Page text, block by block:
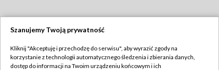
TVP
Szanujemy Twoją prywatność
Kliknij "Akceptuję i przechodzę do serwisu", aby wyrazić zgody na
korzystanie z technologii automatycznego śledzenia i zbierania danych,
dostęp do informacji na Twoim urządzeniu końcowym i ich